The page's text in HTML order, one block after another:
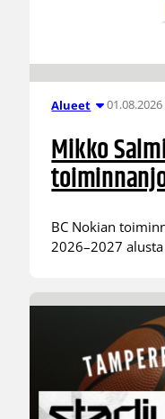
Alueet 01.08.2026
Mikko
BC Nokian
2026–2027